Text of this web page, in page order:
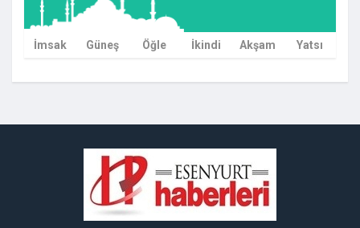
iptal edildi
Ardahan Belediyesi'nin personel taşıma
görüntüsü tepki çekti!
İmsak Güneş Öğle İkindi Akşam Yatsı